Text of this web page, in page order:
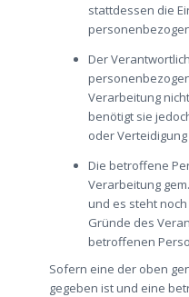
stattdessen die
Der
Verarbeitung
benötigt sie
oder
Die betroffene
Verarbeitung
und es steht
Gründe des
betroffenen
Sofern eine der oben
gegeben ist und eine